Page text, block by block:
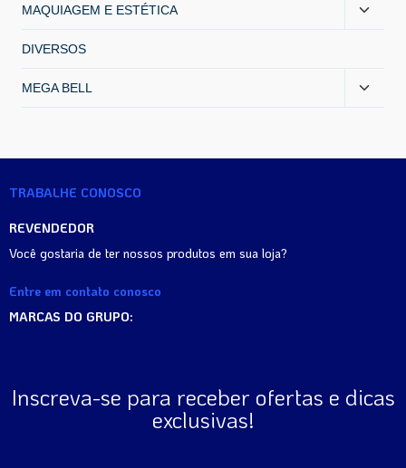
MAQUIAGEM E ESTÉTICA
DIVERSOS
MEGA BELL
TRABALHE CONOSCO
REVENDEDOR
Você gostaria de ter nossos produtos em sua loja?
Entre em contato conosco
MARCAS DO GRUPO:
Inscreva-se para receber ofertas e dicas
exclusivas!